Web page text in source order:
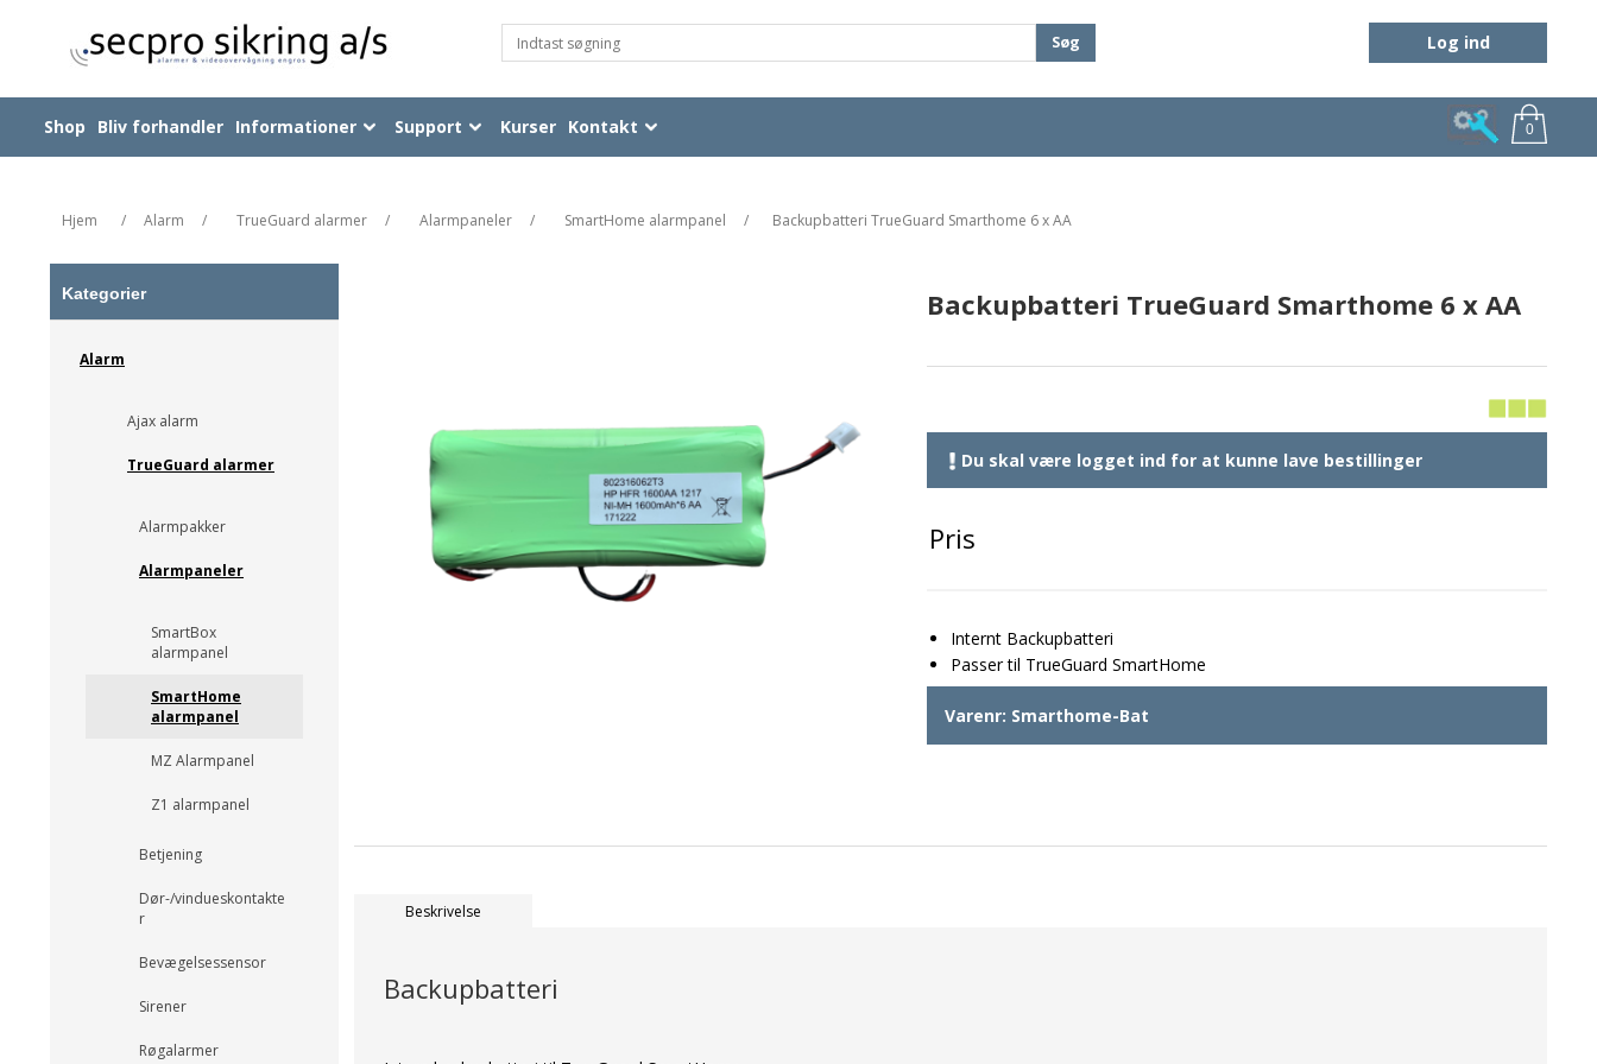
Søg Log ind
0
Shop Bliv forhandler Informationer Support Kurser Kontakt
Hjem / Alarm / TrueGuard alarmer / Alarmpaneler / SmartHome alarmpanel / Backupbatteri TrueGuard Smarthome 6 x AA
Kategorier
Alarm
Ajax alarm
TrueGuard alarmer
Alarmpakker
Alarmpaneler
SmartBox
alarmpanel
SmartHome
alarmpanel
MZ Alarmpanel
Z1 alarmpanel
Betjening
Dør-/vindueskontakte
r
Bevægelsessensor
Sirener
Røgalarmer
Backupbatteri TrueGuard Smarthome 6 x AA
Du skal være logget ind for at kunne lave bestillinger
Pris
Internt Backupbatteri
Passer til TrueGuard SmartHome
Varenr: Smarthome-Bat
Beskrivelse
Backupbatteri